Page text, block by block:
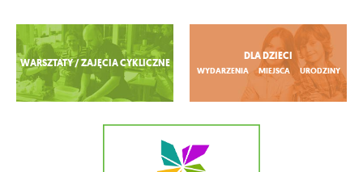
Zobacz więcej
WARSZTATY / ZAJĘCIA CYKLICZNE
DLA DZIECI
WYDARZENIA MIEJSCA URODZINY